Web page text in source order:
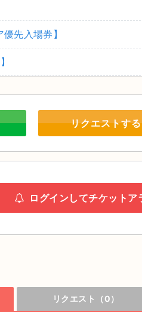
先入場券】
リクエストする
ログインしてチケットア
リクエスト（0）